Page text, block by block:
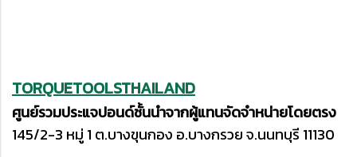
TORQUETOOLSTHAILAND
ศูนย์รวมประแจปอนด์ชั้นนำจากผู้แทนจัดจำหน่ายโดยตรง
145/2-3 หมู่ 1 ต.บางขุนกอง อ.บางกรวย จ.นนทบุรี 11130